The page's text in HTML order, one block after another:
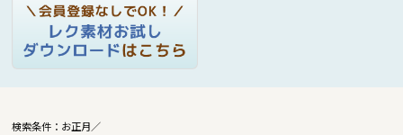
検索条件：お正月／